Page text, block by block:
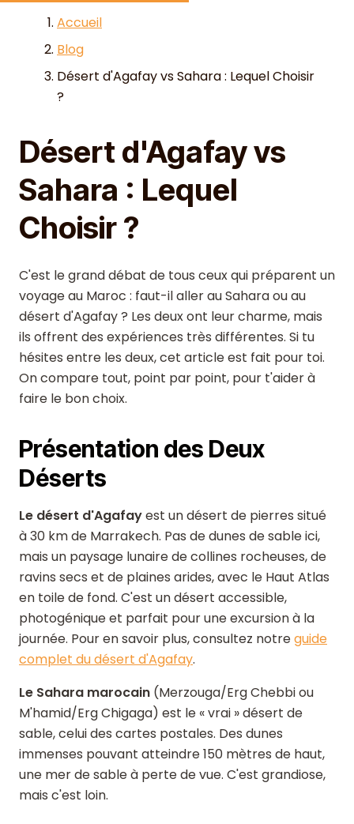
Skip to content
Accueil
Blog
Désert d'Agafay vs Sahara : Lequel Choisir
?
Désert d'Agafay vs
Sahara : Lequel
Choisir ?
C'est le grand débat de tous ceux qui préparent un
voyage au Maroc : faut-il aller au Sahara ou au
désert d'Agafay ? Les deux ont leur charme, mais
ils offrent des expériences très différentes. Si tu
hésites entre les deux, cet article est fait pour toi.
On compare tout, point par point, pour t'aider à
faire le bon choix.
Présentation des Deux
Déserts
Le désert d'Agafayest un désert de pierres situé
à 30 km de Marrakech. Pas de dunes de sable ici,
mais un paysage lunaire de collines rocheuses, de
ravins secs et de plaines arides, avec le Haut Atlas
en toile de fond. C'est un désert accessible,
photogénique et parfait pour une excursion à la
journée. Pour en savoir plus, consultez notreguide
complet du désert d'Agafay.
Le Sahara marocain (Merzouga/Erg Chebbi ou
M'hamid/Erg Chigaga) est le « vrai » désert de
sable, celui des cartes postales. Des dunes
immenses pouvant atteindre 150 mètres de haut,
une mer de sable à perte de vue. C'est grandiose,
mais c'est loin.